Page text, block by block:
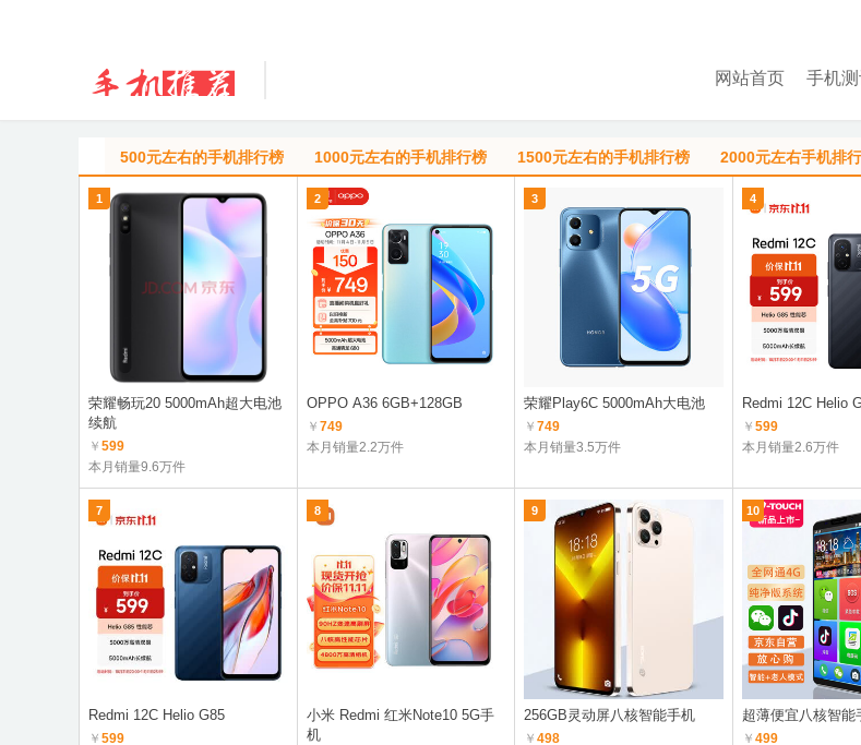
网站首页 手机
500元左右的手机排行榜 1000元左右的手机排行榜 1500元左右的手机排行榜 2000元左右手机排
1
荣耀畅玩20 5000mAh超大电池
续航
￥ 599
本月销量9.6万件
2
OPPO A36 6GB+128GB
￥ 749
本月销量2.2万件
3
荣耀Play6C 5000mAh大电池
￥749
本月销量3.5万件
4
Redmi 12C Helio
￥ 599
本月销量2.6万件
7
Redmi 12C Helio G85
￥ 599
8
小米 Redmi 红米Note10 5G手
机
9
256GB灵动屏八核智能手机
￥498
10
超薄便宜八核智能
￥ 499